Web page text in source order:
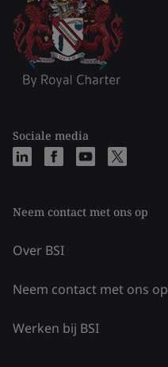
Sociale media
Neem contact met ons op
Over BSI
Neem contact met ons op
Werken bij BSI